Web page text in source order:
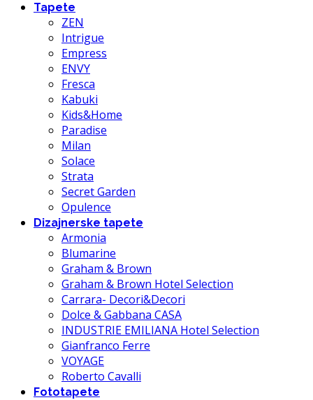
Tapete
ZEN
Intrigue
Empress
ENVY
Fresca
Kabuki
Kids&Home
Paradise
Milan
Solace
Strata
Secret Garden
Opulence
Dizajnerske tapete
Armonia
Blumarine
Graham & Brown
Graham & Brown Hotel Selection
Carrara- Decori&Decori
Dolce & Gabbana CASA
INDUSTRIE EMILIANA Hotel Selection
Gianfranco Ferre
VOYAGE
Roberto Cavalli
Fototapete